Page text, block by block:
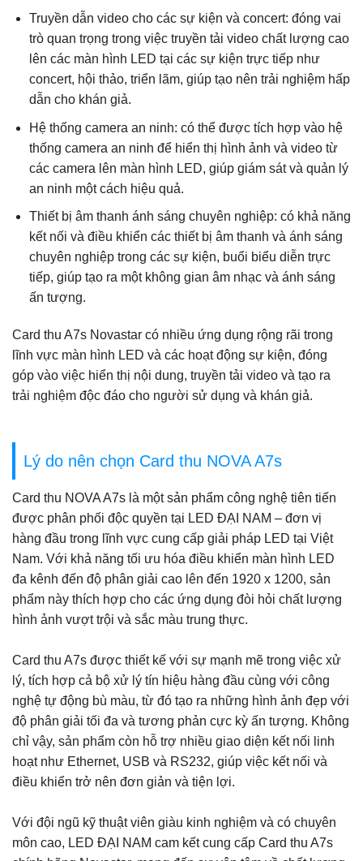
Truyền dẫn video cho các sự kiện và concert: đóng vai
trò quan trọng trong việc truyền tải video chất lượng cao
lên các màn hình LED tại các sự kiện trực tiếp như
concert, hội thảo, triển lãm, giúp tạo nên trải nghiệm hấp
dẫn cho khán giả.
Hệ thống camera an ninh: có thể được tích hợp vào hệ
thống camera an ninh để hiển thị hình ảnh và video từ
các camera lên màn hình LED, giúp giám sát và quản lý
an ninh một cách hiệu quả.
Thiết bị âm thanh ánh sáng chuyên nghiệp: có khả năng
kết nối và điều khiển các thiết bị âm thanh và ánh sáng
chuyên nghiệp trong các sự kiện, buổi biểu diễn trực
tiếp, giúp tạo ra một không gian âm nhạc và ánh sáng
ấn tượng.
Card thu A7s Novastar có nhiều ứng dụng rộng rãi trong
lĩnh vực màn hình LED và các hoạt động sự kiện, đóng
góp vào việc hiển thị nội dung, truyền tải video và tạo ra
trải nghiệm độc đáo cho người sử dụng và khán giả.
Lý do nên chọn Card thu NOVA A7s
Card thu NOVA A7s là một sản phẩm công nghệ tiên tiến
được phân phối độc quyền tại LED ĐẠI NAM – đơn vị
hàng đầu trong lĩnh vực cung cấp giải pháp LED tại Việt
Nam. Với khả năng tối ưu hóa điều khiển màn hình LED
đa kênh đến độ phân giải cao lên đến 1920 x 1200, sản
phẩm này thích hợp cho các ứng dụng đòi hỏi chất lượng
hình ảnh vượt trội và sắc màu trung thực.
Card thu A7s được thiết kế với sự mạnh mẽ trong việc xử
lý, tích hợp cả bộ xử lý tín hiệu hàng đầu cùng với công
nghệ tự động bù màu, từ đó tạo ra những hình ảnh đẹp với
độ phân giải tối đa và tương phản cực kỳ ấn tượng. Không
chỉ vậy, sản phẩm còn hỗ trợ nhiều giao diện kết nối linh
hoạt như Ethernet, USB và RS232, giúp việc kết nối và
điều khiển trở nên đơn giản và tiện lợi.
Với đội ngũ kỹ thuật viên giàu kinh nghiệm và có chuyên
môn cao, LED ĐẠI NAM cam kết cung cấp Card thu A7s